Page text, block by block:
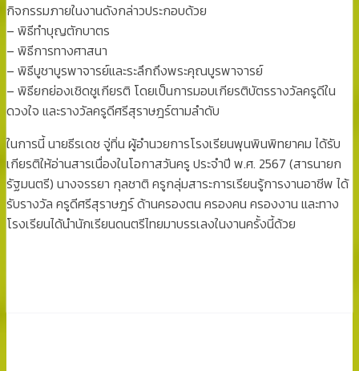
กิจกรรมภายในงานดังกล่าวประกอบด้วย
– พิธีทำบุญตักบาตร
– พิธีการทางศาสนา
– พิธีบูชาบูรพาจารย์และระลึกถึงพระคุณบูรพาจารย์
– พิธียกย่องเชิดชูเกียรติ โดยเป็นการมอบเกียรติบัตรรางวัลครูดีใน
ดวงใจ และรางวัลครูดีศรีสุราษฎร์ตามลำดับ
ในการนี้ นายธีรเดช จู่ทิ่น ผู้อำนวยการโรงเรียนพุนพินพิทยาคม ได้รับ
เกียรติให้อ่านสารเนื่องในโอกาสวันครู ประจำปี พ.ศ. 2567 (สารนายก
รัฐมนตรี) นางจรรยา กุลชาติ ครูกลุ่มสาระการเรียนรู้การงานอาชีพ ได้
รับรางวัล ครูดีศรีสุราษฎร์ ด้านครองตน ครองคน ครองงาน และทาง
โรงเรียนได้นำนักเรียนดนตรีไทยมาบรรเลงในงานครั้งนี้ด้วย